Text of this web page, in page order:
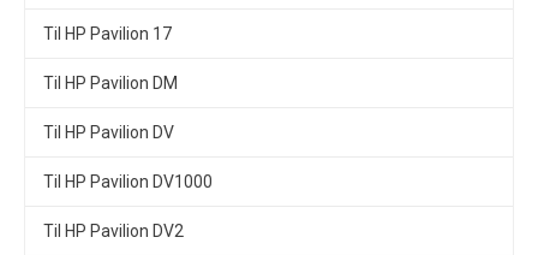
Til HP Pavilion 17
Til HP Pavilion DM
Til HP Pavilion DV
Til HP Pavilion DV1000
Til HP Pavilion DV2